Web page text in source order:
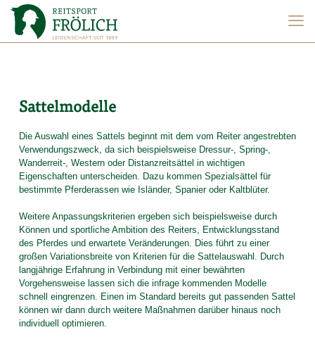
Sattelmodelle
Die Auswahl eines Sattels beginnt mit dem vom Reiter angestrebten
Verwendungszweck, da sich beispielsweise Dressur-, Spring-,
Wanderreit-, Western oder Distanzreitsättel in wichtigen
Eigenschaften unterscheiden. Dazu kommen Spezialsättel für
bestimmte Pferderassen wie Isländer, Spanier oder Kaltblüter.
Weitere Anpassungskriterien ergeben sich beispielsweise durch
Können und sportliche Ambition des Reiters, Entwicklungsstand
des Pferdes und erwartete Veränderungen. Dies führt zu einer
großen Variationsbreite von Kriterien für die Sattelauswahl. Durch
langjährige Erfahrung in Verbindung mit einer bewährten
Vorgehensweise lassen sich die infrage kommenden Modelle
schnell eingrenzen. Einen im Standard bereits gut passenden Sattel
können wir dann durch weitere Maßnahmen darüber hinaus noch
individuell optimieren.